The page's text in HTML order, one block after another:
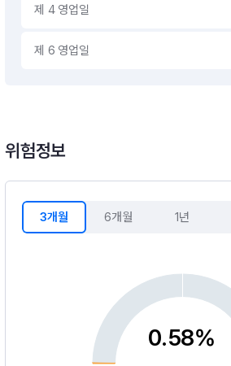
제 4 영업일
제 6 영업일
위험정보
3개월 6개월 1년
0.58%